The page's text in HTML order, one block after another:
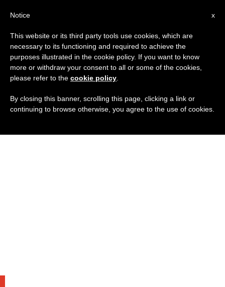
x
Notice
This website or its third party tools use cookies, which are
necessary to its functioning and required to achieve the
purposes illustrated in the cookie policy. If you want to know
more or withdraw your consent to all or some of the cookies,
please refer to the cookie policy
By closing this banner, scrolling this page, clicking a link or
continuing to browse otherwise, you agree to the use of cookies.